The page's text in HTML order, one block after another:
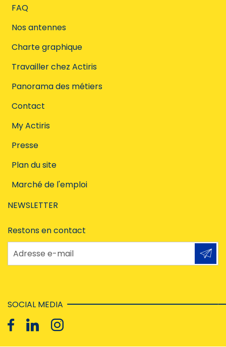
FAQ
Nos antennes
Charte graphique
Travailler chez Actiris
Panorama des métiers
Contact
My Actiris
Presse
Plan du site
Marché de l'emploi
NEWSLETTER
Restons en contact
Adresse e-mail
SOCIAL MEDIA